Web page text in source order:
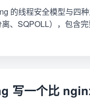
的线程安全模型与四
、SQPOLL），包含
写一个比